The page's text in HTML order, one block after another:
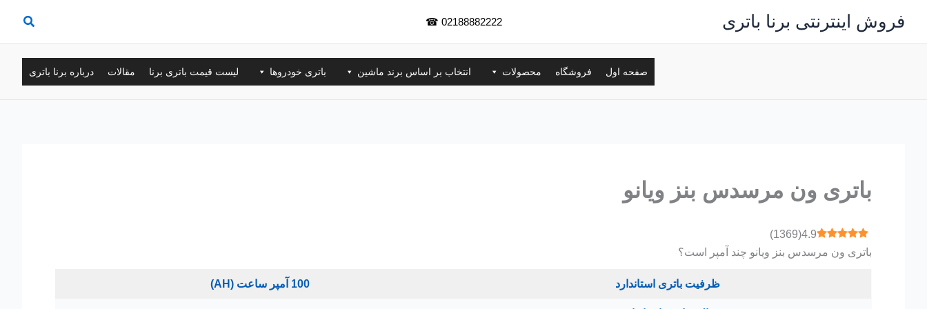
محتوا
فروش اینترنتی برنا باتری 02188882222
☎
صفحه اول فروشگاه محصولات انتخاب بر اساس برند ماشین باتری خودروها لیست قیمت باتری برنا مقالات درباره برنا باتری
باتری ون مرسدس بنز ویانو
4.9
(
1369
)
باتری ون مرسدس بنز ویانو چند آمپر است؟
ظرفیت باتری استاندارد 100 آمپر ساعت (AH)